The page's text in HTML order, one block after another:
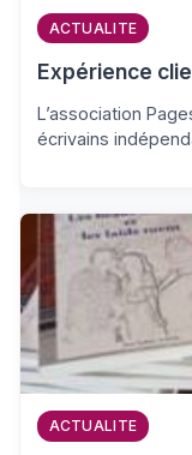
ACTUALITE
Expérience
L’association
écrivains
ACTUALITE